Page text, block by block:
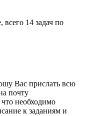
14 задач по
Вас прислать всю
почту
необходимо
к заданиям и